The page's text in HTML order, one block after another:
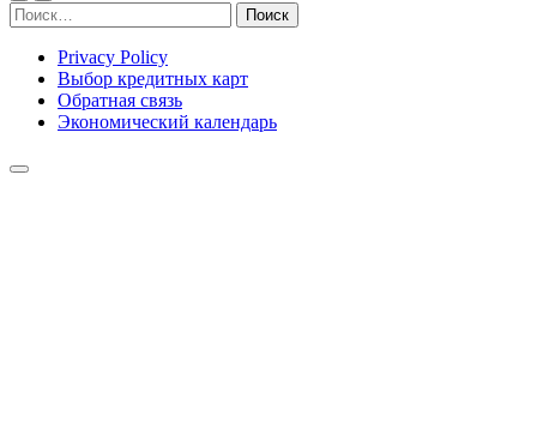
Найти:
Privacy Policy
Выбор кредитных карт
Обратная связь
Экономический календарь